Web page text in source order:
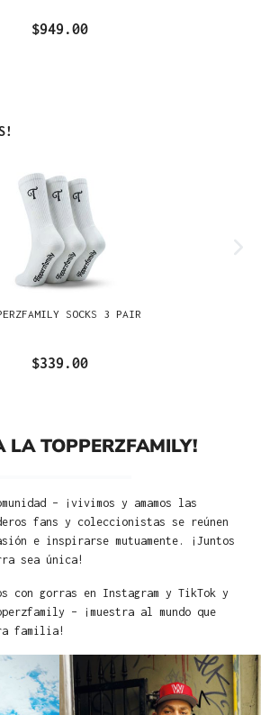
$949.00
SOCKS 3 PAIR
$339.00
LA TOPPERZFAMILY!
– ¡vivimos y amamos las
fans y coleccionistas se reúnen
e inspirarse mutuamente. ¡Juntos
sea única!
con gorras en Instagram y TikTok y
– ¡muestra al mundo que
familia!